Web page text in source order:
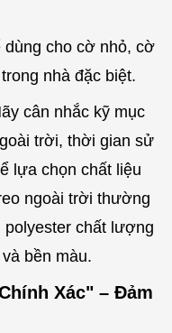
dùng cho cờ nhỏ, cờ
nhà đặc biệt.
cân nhắc kỹ mục
trời, thời gian sử
lựa chọn chất liệu
ngoài trời thường
chất lượng
bền màu.
Xác" – Đảm